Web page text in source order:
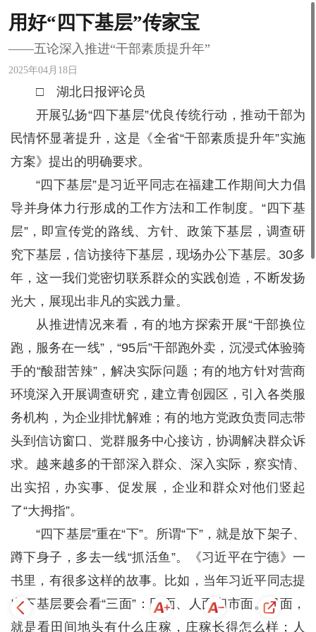
用好“四下基层”传家宝
——五论深入推进“干部素质提升年”
2025年04月18日
□ 湖北日报评论员
开展弘扬“四下基层”优良传统行动，推动干部为
民情怀显著提升，这是《全省“干部素质提升年”实施
方案》提出的明确要求。
“四下基层”是习近平同志在福建工作期间大力倡
导并身体力行形成的工作方法和工作制度。“四下基
层”，即宣传党的路线、方针、政策下基层，调查研
究下基层，信访接待下基层，现场办公下基层。30多
年，这一我们党密切联系群众的实践创造，不断发扬
光大，展现出非凡的实践力量。
从推进情况来看，有的地方探索开展“干部换位
跑，服务在一线”，“95后”干部跑外卖，沉浸式体验骑
手的“酸甜苦辣”，解决实际问题；有的地方针对营商
环境深入开展调查研究，建立青创园区，引入各类服
务机构，为企业排忧解难；有的地方党政负责同志带
头到信访窗口、党群服务中心接访，协调解决群众诉
求。越来越多的干部深入群众、深入实际，察实情、
出实招，办实事、促发展，企业和群众对他们竖起
了“大拇指”。
“四下基层”重在“下”。所谓“下”，就是放下架子、
蹲下身子，多去一线“抓活鱼”。《习近平在宁德》一
书里，有很多这样的故事。比如，当年习近平同志提
出下基层要会看“三面”：田面、人面和市面。田面，
就是看田间地头有什么庄稼，庄稼长得怎么样；人